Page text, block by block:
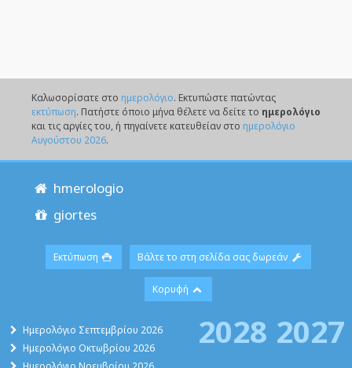
Καλωσορίσατε στο ημερολόγιο. Eκτυπώστε πατώντας
εκτύπωση. Πατήστε όποιο μήνα θέλετε να δείτε το ημερολόγιο
και τις αργίες του, ή πηγαίνετε κατευθείαν στο ημερολόγιο
Αυγούστου 2026.
hmerologio
giortes
Εκτύπωση Βάλτε το στη σελίδα σας δωρεάν
Κορυφή
Ημερολόγιο Σεπτεμβρίου 2026
Ημερολόγιο Οκτωβρίου 2026
2027
2028